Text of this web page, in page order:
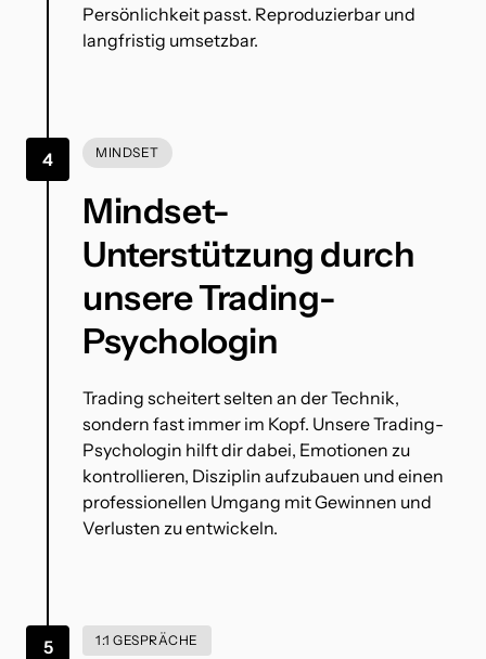
Persönlichkeit passt. Reproduzierbar und
langfristig umsetzbar.
4 MINDSET
Mindset-
Unterstützung durch
unsere Trading-
Psychologin
Trading scheitert selten an der Technik,
sondern fast immer im Kopf. Unsere Trading-
Psychologin hilft dir dabei, Emotionen zu
kontrollieren, Disziplin aufzubauen und einen
professionellen Umgang mit Gewinnen und
Verlusten zu entwickeln.
5 1:1 GESPRÄCHE